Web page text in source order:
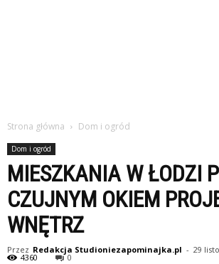
Strona główna Dom i ogród
Dom i ogród
MIESZKANIA W ŁODZI
CZUJNYM OKIEM
WNĘTRZ
Przez Redakcja Studioniezapominajka.pl - 29
4360 0